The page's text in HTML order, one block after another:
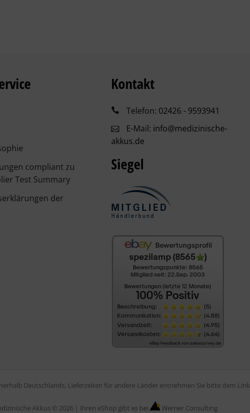
compliant zu
Test Summary
der
Kontakt
Telefon: 02426 - 9593941
E-Mail: info@medizinische-
akkus.de
Siegel
Deutschlands, Lieferzeiten für andere Länder entnehmen Sie bitte dem Link
Akkus © 2026 | Ihren eShop gibt es bei Werner Consulting